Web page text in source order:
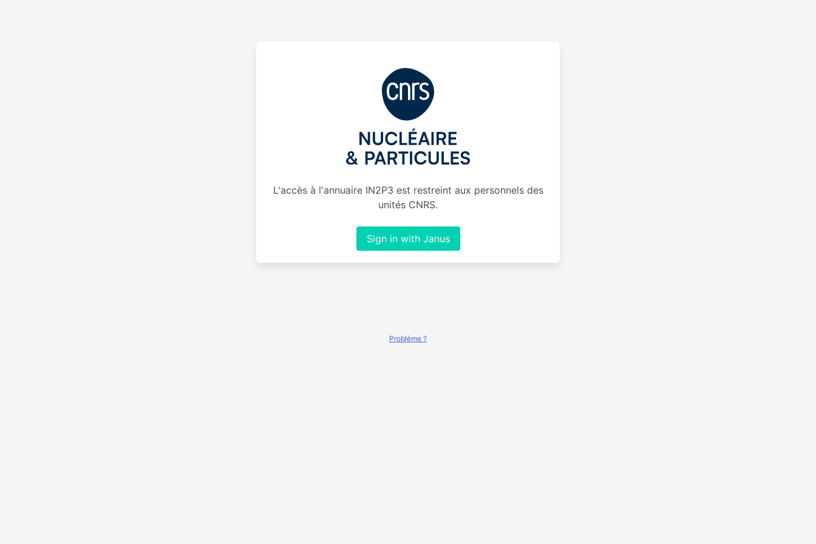
L'accès à l'annuaire IN2P3 est restreint aux personnels des
unités CNRS.
Sign in with Janus
Problème ?